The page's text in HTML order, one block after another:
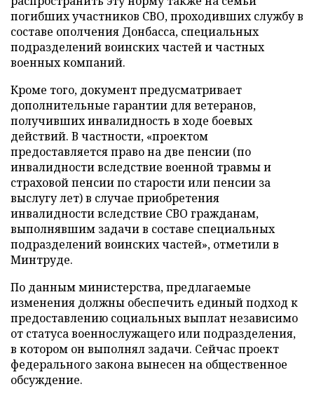
погибших участников СВО, проходивших службу в
составе ополчения Донбасса, специальных
подразделений воинских частей и частных
военных компаний.
Кроме того, документ предусматривает
дополнительные гарантии для ветеранов,
получивших инвалидность в ходе боевых
действий. В частности, «проектом
предоставляется право на две пенсии (по
инвалидности вследствие военной травмы и
страховой пенсии по старости или пенсии за
выслугу лет) в случае приобретения
инвалидности вследствие СВО гражданам,
выполнявшим задачи в составе специальных
подразделений воинских частей», отметили в
Минтруде.
По данным министерства, предлагаемые
изменения должны обеспечить единый подход к
предоставлению социальных выплат независимо
от статуса военнослужащего или подразделения,
в котором он выполнял задачи. Сейчас проект
федерального закона вынесен на общественное
обсуждение.